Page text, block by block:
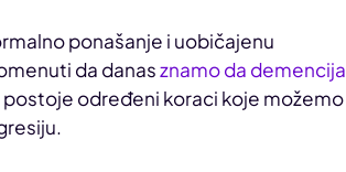
ponašanje i uobičajenu
da danasznamo da demencija
određeni koraci koje možemo